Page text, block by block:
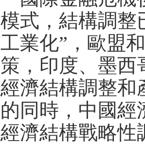
模式，結構調整
工業化”，歐盟
策，印度、墨西
經濟結構調整和
的同時，中國經
經濟結構戰略性